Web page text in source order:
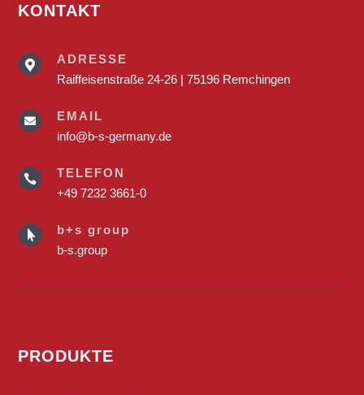
KONTAKT

ADRESSE
Raiffeisenstraße 24-26 | 75196 Remchingen

EMAIL
info@b-s-germany.de

TELEFON
+49 7232 3661-0

b+s group
b-s.group
PRODUKTE